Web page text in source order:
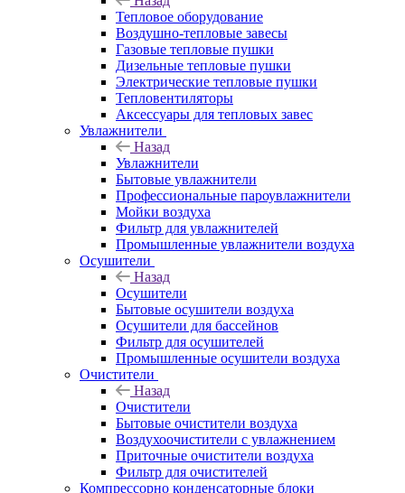
Тепловое оборудование
Воздушно-тепловые завесы
Газовые тепловые пушки
Дизельные тепловые пушки
Электрические тепловые пушки
Тепловентиляторы
Аксессуары для тепловых завес
Увлажнители
Назад
Увлажнители
Бытовые увлажнители
Профессиональные пароувлажнители
Мойки воздуха
Фильтр для увлажнителей
Промышленные увлажнители воздуха
Осушители
Назад
Осушители
Бытовые осушители воздуха
Осушители для бассейнов
Фильтр для осушителей
Промышленные осушители воздуха
Очистители
Назад
Очистители
Бытовые очистители воздуха
Воздухоочистители с увлажнением
Приточные очистители воздуха
Фильтр для очистителей
Компрессорно конденсаторные блоки